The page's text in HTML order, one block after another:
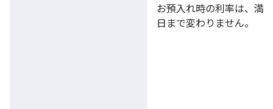
お預入れ時の利率は、満期
日まで変わりません。